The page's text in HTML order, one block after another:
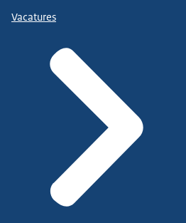
Vacatures